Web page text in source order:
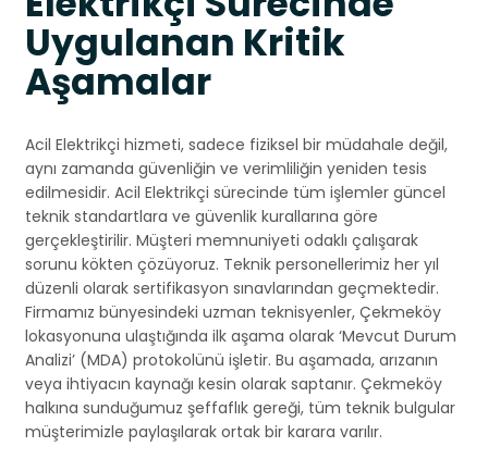
Uygulanan Kritik
Aşamalar
Acil Elektrikçi hizmeti, sadece fiziksel bir müdahale değil,
aynı zamanda güvenliğin ve verimliliğin yeniden tesis
edilmesidir. Acil Elektrikçi sürecinde tüm işlemler güncel
teknik standartlara ve güvenlik kurallarına göre
gerçekleştirilir. Müşteri memnuniyeti odaklı çalışarak
sorunu kökten çözüyoruz. Teknik personellerimiz her yıl
düzenli olarak sertifikasyon sınavlarından geçmektedir.
Firmamız bünyesindeki uzman teknisyenler, Çekmeköy
lokasyonuna ulaştığında ilk aşama olarak ‘Mevcut Durum
Analizi’ (MDA) protokolünü işletir. Bu aşamada, arızanın
veya ihtiyacın kaynağı kesin olarak saptanır. Çekmeköy
halkına sunduğumuz şeffaflık gereği, tüm teknik bulgular
müşterimizle paylaşılarak ortak bir karara varılır.